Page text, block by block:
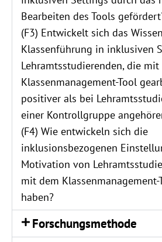
Bearbeiten des Tools
(F3) Entwickelt sich das
Klassenführung in inklusiven
Lehramtsstudierenden, die mit
Klassenmanagement-Tool
positiver als bei
einer Kontrollgruppe
(F4) Wie entwickeln sich die
inklusionsbezogenen
Motivation von
mit dem
haben?
Forschungsmethode